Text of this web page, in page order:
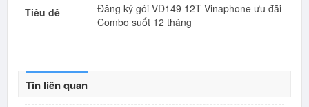
Tiêu đề
Đăng ký gói VD149 12T Vinaphone ưu đãi
Combo suốt 12 tháng
Tin liên quan